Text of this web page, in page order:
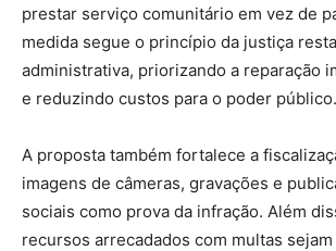
prestar serviço comunitário em vez de
medida segue o princípio da justiça
administrativa, priorizando a reparação
e reduzindo custos para o poder público.
A proposta também fortalece a
imagens de câmeras, gravações e
sociais como prova da infração. Além
recursos arrecadados com multas